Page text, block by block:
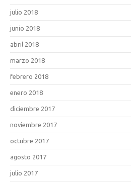
julio 2018
junio 2018
abril 2018
marzo 2018
febrero 2018
enero 2018
diciembre 2017
noviembre 2017
octubre 2017
agosto 2017
julio 2017